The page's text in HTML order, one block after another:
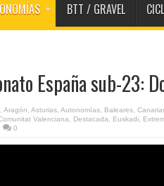
BTT / GRAVEL
España sub-23:
Aragón Asturias Autonomías Baleares
Valenciana Destacada Euskadi
0